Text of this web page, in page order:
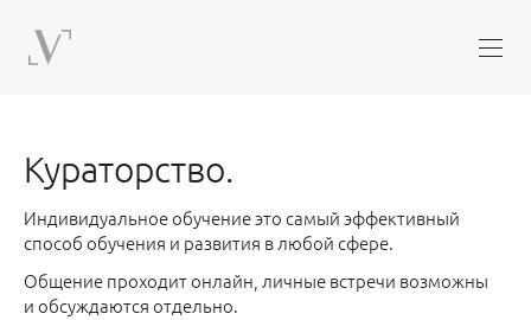
Кураторство.
Индивидуальное обучение это самый эффективный
способ обучения и развития в любой сфере.
Общение проходит онлайн, личные встречи возможны
и обсуждаются отдельно.